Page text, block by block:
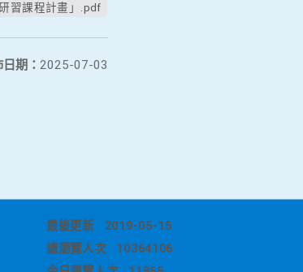
習課程計畫」.pdf
期： 2025-07-03
最後更新
2019-05-15
總瀏覽人次
10364106